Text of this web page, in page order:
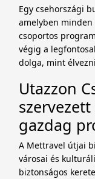
Egy csehországi
amelyben
csoportos
végig a
dolga, mint
Utazzon
gazdag
A Mettravel útjai
városai és
biztonságos